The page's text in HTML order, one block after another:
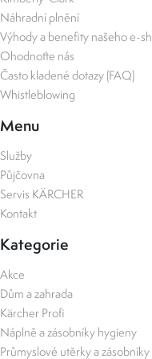
Náhradní plnění
Výhody a benefity našeho e-
Ohodnoťte nás
Často kladené dotazy (FAQ)
Whistleblowing
Menu
Služby
Půjčovna
Servis KÄRCHER
Kontakt
Kategorie
Akce
Dům a zahrada
Kärcher Profi
Náplně a zásobníky hygieny
Průmyslové utěrky a zásobníky